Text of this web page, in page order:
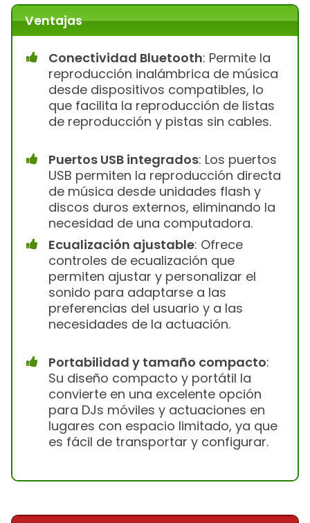
Ventajas
Conectividad Bluetooth: Permite la
reproducción inalámbrica de música
desde dispositivos compatibles, lo
que facilita la reproducción de listas
de reproducción y pistas sin cables.
Puertos USB integrados: Los puertos
USB permiten la reproducción directa
de música desde unidades flash y
discos duros externos, eliminando la
necesidad de una computadora.
Ecualización ajustable: Ofrece
controles de ecualización que
permiten ajustar y personalizar el
sonido para adaptarse a las
preferencias del usuario y a las
necesidades de la actuación.
Portabilidad y tamaño compacto:
Su diseño compacto y portátil la
convierte en una excelente opción
para DJs móviles y actuaciones en
lugares con espacio limitado, ya que
es fácil de transportar y configurar.